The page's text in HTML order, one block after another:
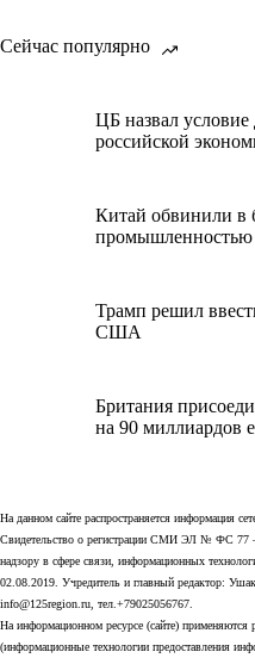
Сейчас популярно
ЦБ назвал условие
российской
Китай обвинили в
промышленностью
Трамп решил
США
Британия
на 90 миллиардов
На данном сайте распространяется информация
Свидетельство о регистрации СМИ ЭЛ № ФС 77
надзору в сфере связи, информационных
02.08.2019. Учредитель и главный редактор:
info@125region.ru, тел.+79025056767.
На информационном ресурсе (сайте) применяются
(информационные технологии предоставления